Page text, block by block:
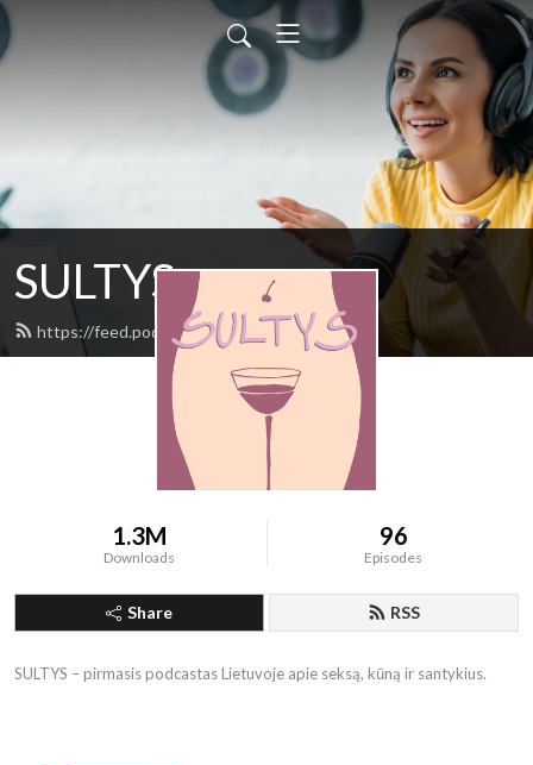
SULTYS
https://feed.podbean.com/sultys/feed.xml
1.3M
Downloads
96
Episodes
Share RSS
SULTYS – pirmasis podcastas Lietuvoje apie seksą, kūną ir santykius.